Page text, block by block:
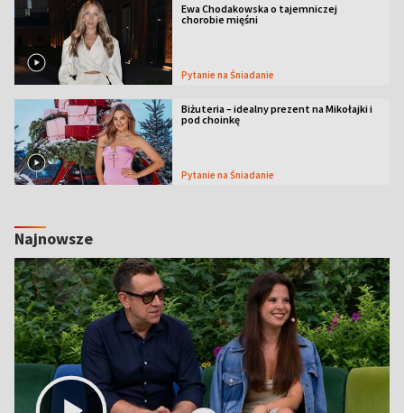
Ewa Chodakowska o tajemniczej
chorobie mięśni
Pytanie na Śniadanie
Biżuteria – idealny prezent na Mikołajki i
pod choinkę
Pytanie na Śniadanie
Najnowsze